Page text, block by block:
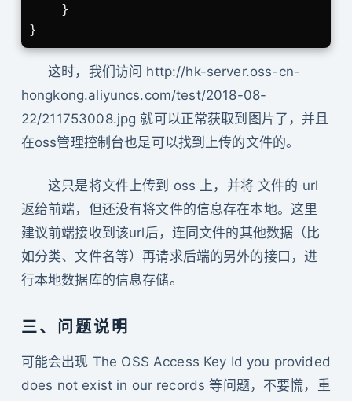
            // 执行上传并获取返回 oss 信息
$info = $ossClient-
$ossUrl = $info['oss-
// 如果图片的协议是http，则转换
if (substr($ossUrl, 0, 4)
$ossUrl =
            }
            $data = [
'file_name' =>
            ];
            return $data;
    }
     * 返回文件扩展名
     *
     * @param $fileName
     * @return mixed
    /**
     * 根据Config配置，得到一个OssClient实例
     *
     * @return OssClient 一个OssClient实例
     */
public static function
    {
$ossClient = new
        } catch (OssException $e) {
printf(__FUNCTION__ .
printf($e->getMessage() .
            return null;
        }
        return $ossClient;
public static function
    }
这时，我们访问 http://hk-server.oss-cn-
hongkong.aliyuncs.com/test/2018-08-
22/211753008.jpg 就可以正常获取到图片了，并且
在oss管理控制台也是可以找到上传的文件的。
这只是将文件上传到 oss 上，并将 文件的 url
返给前端，但还没有将文件的信息存在本地。这里
建议前端接收到该url后，连同文件的其他数据（比
如分类、文件名等）再请求后端的另外的接口，进
行本地数据库的信息存储。
三、问题说明
可能会出现 The OSS Access Key Id you provided
does not exist in our records 等问题，不要慌，重